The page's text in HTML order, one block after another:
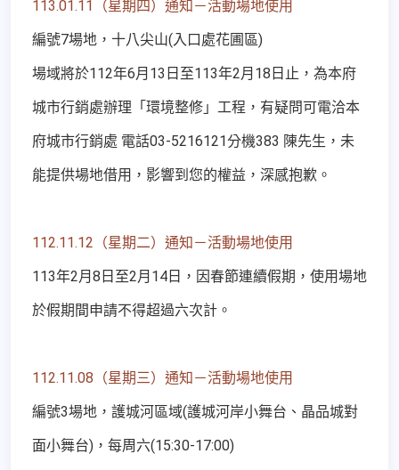
113.01.11（星期四）通知－活動場地使用
編號7場地，十八尖山(入口處花圃區)
場域將於112年6月13日至113年2月18日止，為本府
城市行銷處辦理「環境整修」工程，有疑問可電洽本
府城市行銷處 電話03-5216121分機383 陳先生，未
能提供場地借用，影響到您的權益，深感抱歉。
112.11.12（星期二）通知－活動場地使用
113年2月8日至2月14日，因春節連續假期，使用場地
於假期間申請不得超過六次計。
112.11.08（星期三）通知－活動場地使用
編號3場地，護城河區域(護城河岸小舞台、晶品城對
面小舞台)，每周六(15:30-17:00)